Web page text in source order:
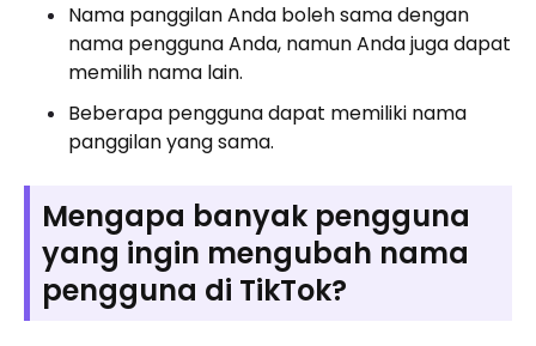
Nama panggilan Anda boleh sama dengan
nama pengguna Anda, namun Anda juga dapat
memilih nama lain.
Beberapa pengguna dapat memiliki nama
panggilan yang sama.
Mengapa banyak pengguna
yang ingin mengubah nama
pengguna di TikTok?